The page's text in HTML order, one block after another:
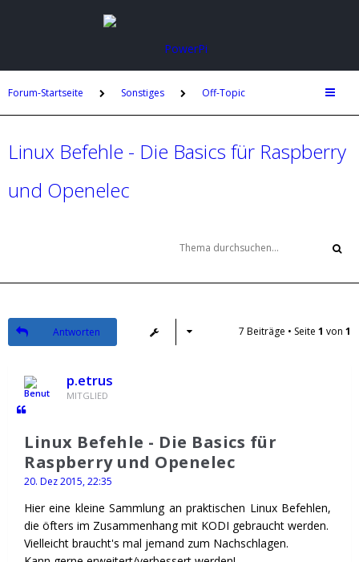
Forum-Startseite Sonstiges Off-Topic
Linux Befehle - Die Basics für Raspberry
und Openelec
Antworten 7 Beiträge • Seite 1 von 1
p.etrus
MITGLIED
Linux Befehle - Die Basics für
Raspberry und Openelec
20. Dez 2015, 22:35
Hier eine kleine Sammlung an praktischen Linux Befehlen,
die öfters im Zusammenhang mit KODI gebraucht werden.
Vielleicht braucht's mal jemand zum Nachschlagen.